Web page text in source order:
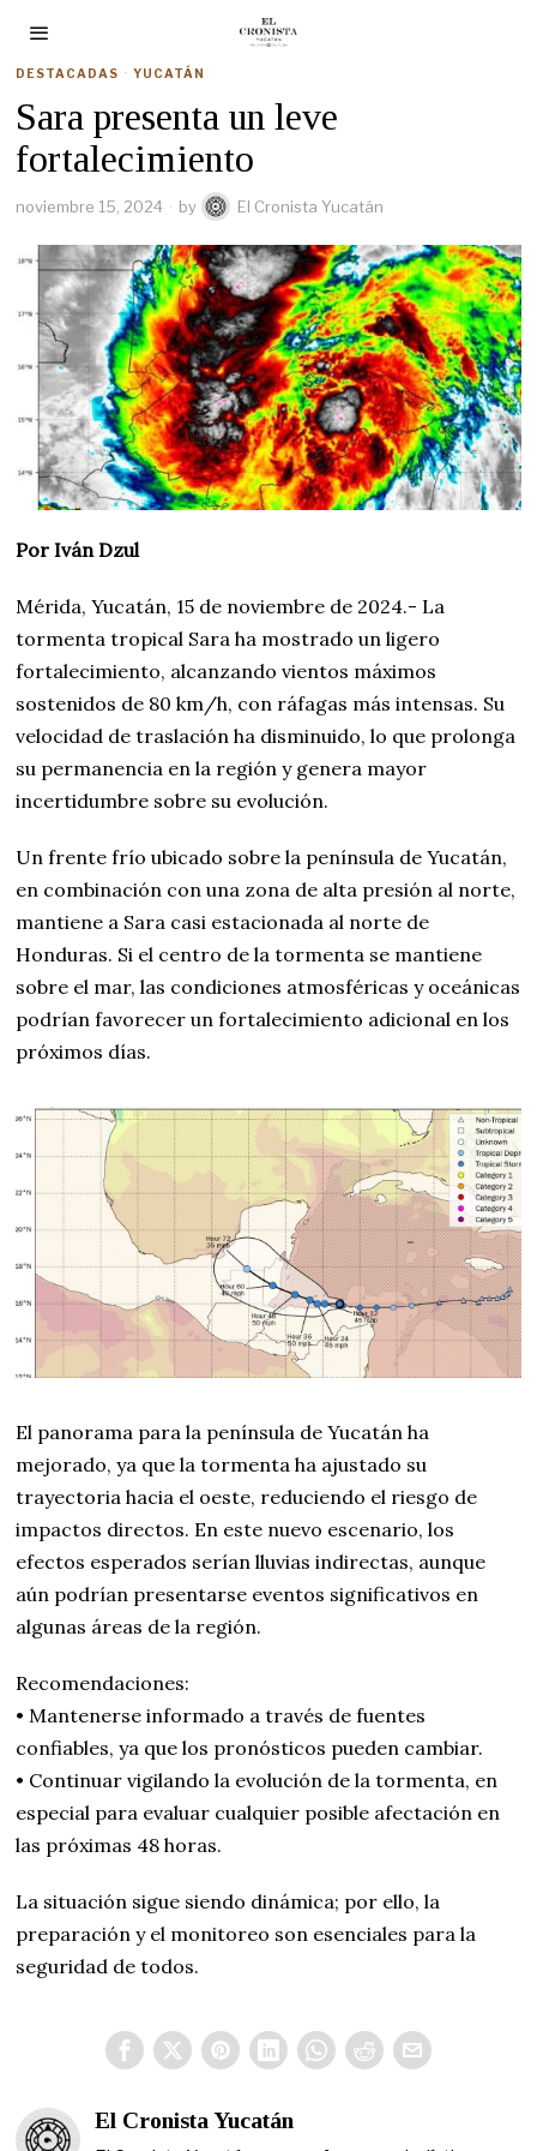
DESTACADAS · YUCATÁN
Sara presenta un leve
fortalecimiento
noviembre 15, 2024 by El Cronista Yucatán
Por Iván Dzul
Mérida, Yucatán, 15 de noviembre de 2024.- La
tormenta tropical Sara ha mostrado un ligero
fortalecimiento, alcanzando vientos máximos
sostenidos de 80 km/h, con ráfagas más intensas. Su
velocidad de traslación ha disminuido, lo que prolonga
su permanencia en la región y genera mayor
incertidumbre sobre su evolución.
Un frente frío ubicado sobre la península de Yucatán,
en combinación con una zona de alta presión al norte,
mantiene a Sara casi estacionada al norte de
Honduras. Si el centro de la tormenta se mantiene
sobre el mar, las condiciones atmosféricas y oceánicas
podrían favorecer un fortalecimiento adicional en los
próximos días.
El panorama para la península de Yucatán ha
mejorado, ya que la tormenta ha ajustado su
trayectoria hacia el oeste, reduciendo el riesgo de
impactos directos. En este nuevo escenario, los
efectos esperados serían lluvias indirectas, aunque
aún podrían presentarse eventos significativos en
algunas áreas de la región.
Recomendaciones:
• Mantenerse informado a través de fuentes
confiables, ya que los pronósticos pueden cambiar.
• Continuar vigilando la evolución de la tormenta, en
especial para evaluar cualquier posible afectación en
las próximas 48 horas.
La situación sigue siendo dinámica; por ello, la
preparación y el monitoreo son esenciales para la
seguridad de todos.
El Cronista Yucatán